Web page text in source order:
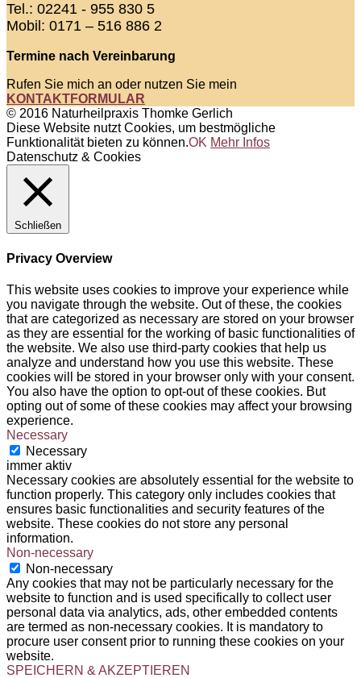
Tel.: 02241 - 955 830 5
Mobil: 0171 – 516 886 2
Termine nach Vereinbarung
Rufen Sie mich an oder nutzen Sie mein
KONTAKTFORMULAR
© 2016 Naturheilpraxis Thomke Gerlich
Diese Website nutzt Cookies, um bestmögliche
Funktionalität bieten zu können.OK Mehr Infos
Datenschutz & Cookies
Schließen
Privacy Overview
This website uses cookies to improve your experience while
you navigate through the website. Out of these, the cookies
that are categorized as necessary are stored on your browser
as they are essential for the working of basic functionalities of
the website. We also use third-party cookies that help us
analyze and understand how you use this website. These
cookies will be stored in your browser only with your consent.
You also have the option to opt-out of these cookies. But
opting out of some of these cookies may affect your browsing
experience.
Necessary
Necessary
immer aktiv
Necessary cookies are absolutely essential for the website to
function properly. This category only includes cookies that
ensures basic functionalities and security features of the
website. These cookies do not store any personal
information.
Non-necessary
Non-necessary
Any cookies that may not be particularly necessary for the
website to function and is used specifically to collect user
personal data via analytics, ads, other embedded contents
are termed as non-necessary cookies. It is mandatory to
procure user consent prior to running these cookies on your
website.
SPEICHERN & AKZEPTIEREN